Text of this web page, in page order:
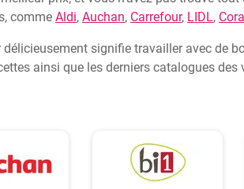
comme Aldi, Auchan, Carrefour, LIDL, Cora
signifie travailler avec de
ainsi que les derniers catalogues